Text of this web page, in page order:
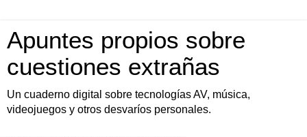
Apuntes propios sobre
cuestiones extrañas
Un cuaderno digital sobre tecnologías AV, música,
videojuegos y otros desvaríos personales.